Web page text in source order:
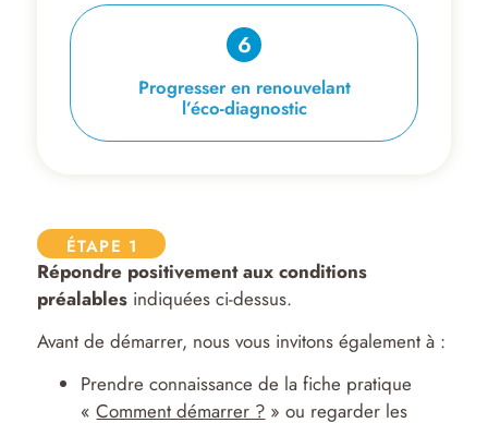
Progresser en renouvelant
l’éco-diagnostic
ÉTAPE 1
Répondre positivement aux conditions
préalables indiquées ci-dessus.
Avant de démarrer, nous vous invitons également à :
Prendre connaissance de la fiche pratique
«Comment démarrer ? » ou regarder les